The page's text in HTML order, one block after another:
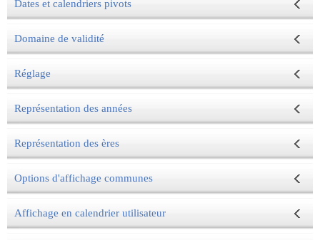
Dates et calendriers pivots
Domaine de validité
Réglage
Représentation des années
Représentation des ères
Options d'affichage communes
Affichage en calendrier utilisateur